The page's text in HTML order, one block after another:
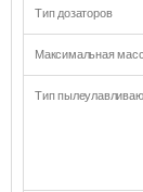
Тип дозаторов
Максимальная
Тип